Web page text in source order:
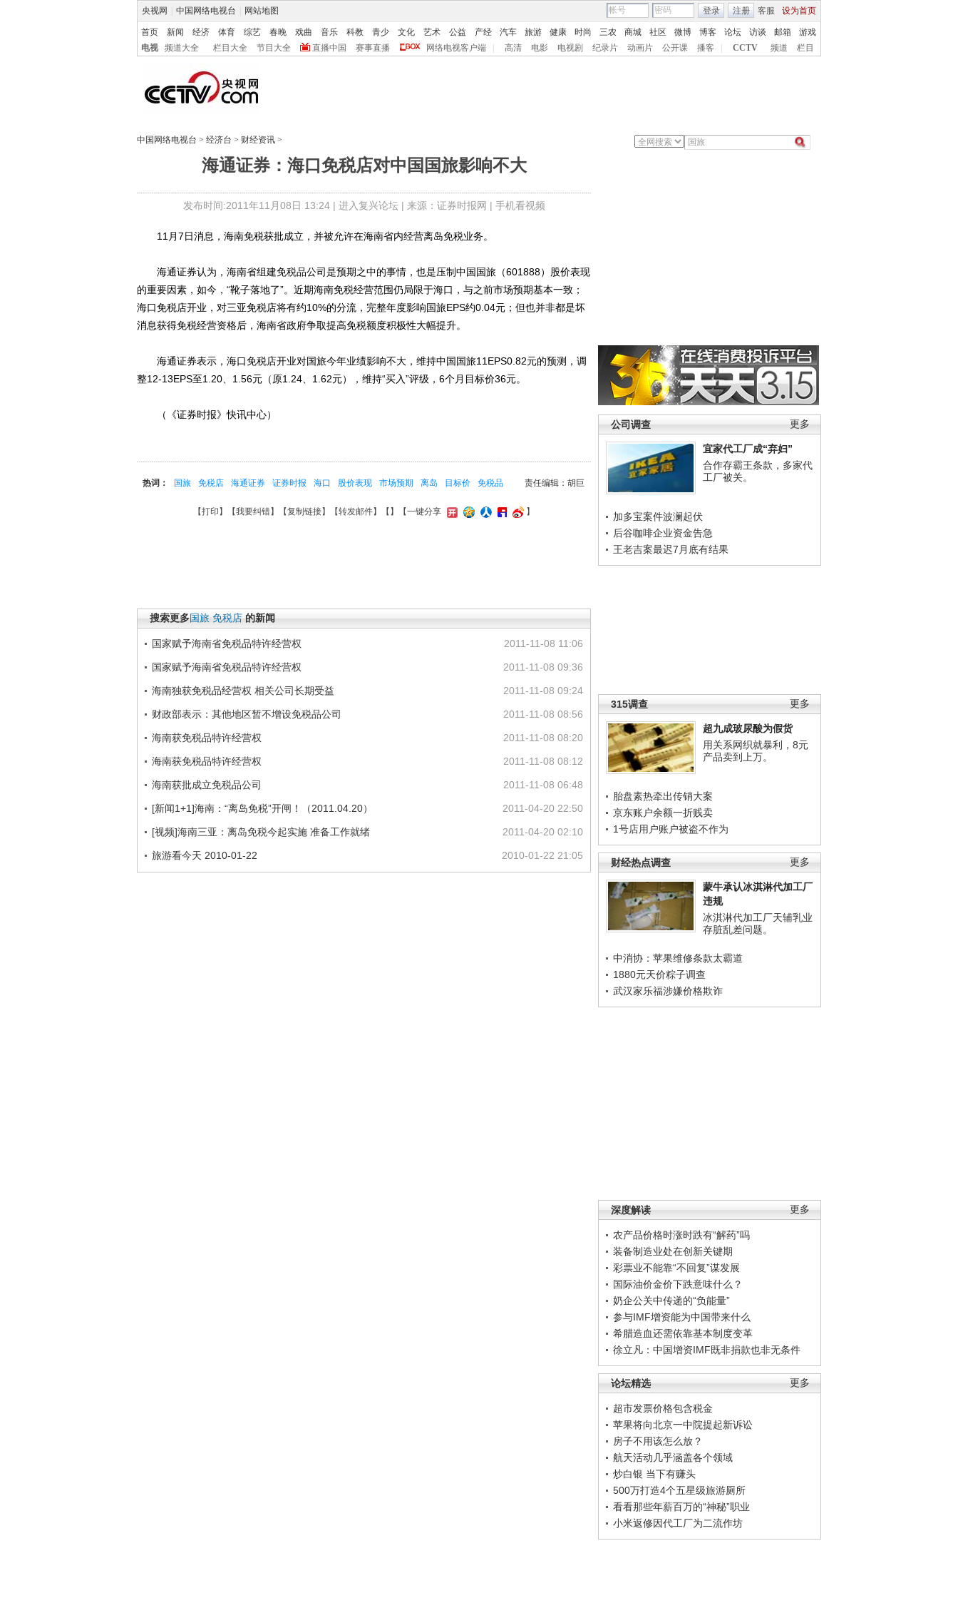
央视网 中国网络电视台 网站地图 客服 设为首页
登录 注册
首页 新闻 经济 体育 综艺 春晚 戏曲 音乐 科教 青少 文化 艺术 公益 产经 汽车 旅游 健康 时尚 三农 商城 社区 微博 博客 论坛 访谈 邮箱
游戏
电视
频道大全 栏目大全 节目大全 直播中国 赛事直播 网络电视客户端 高清 电影 电视剧 纪录片 动画片 公开课 播客 CCTV 频道 栏目
中国网络电视台 > 经济台 > 财经资讯 >
海通证券：海口免税店对中国国旅影响不大
发布时间:2011年11月08日 13:24 | 进入复兴论坛| 来源：证券时报网 | 手机看视频
更多
公司调查
宜家代工厂成“弃妇”
合作存霸王条款，多家代
工厂被关。
加多宝案件波澜起伏
后谷咖啡企业资金告急
王老吉案最迟7月底有结果
更多
315调查
超九成玻尿酸为假货
用关系网织就暴利，8元
产品卖到上万。
胎盘素热牵出传销大案
京东账户余额一折贱卖
1号店用户账户被盗不作为
更多
财经热点调查
蒙牛承认冰淇淋代加工厂
违规
冰淇淋代加工厂天辅乳业
存脏乱差问题。
中消协：苹果维修条款太霸道
1880元天价粽子调查
武汉家乐福涉嫌价格欺诈
更多
深度解读
农产品价格时涨时跌有“解药”吗
装备制造业处在创新关键期
彩票业不能靠“不回复”谋发展
国际油价金价下跌意味什么？
奶企公关中传递的“负能量”
参与IMF增资能为中国带来什么
希腊造血还需依靠基本制度变革
徐立凡：中国增资IMF既非捐款也非无条件
更多
论坛精选
超市发票价格包含税金
苹果将向北京一中院提起新诉讼
房子不用该怎么放？
航天活动几乎涵盖各个领域
炒白银 当下有赚头
500万打造4个五星级旅游厕所
看看那些年薪百万的“神秘”职业
小米返修因代工厂为二流作坊
11月7日消息，海南免税获批成立，并被允许在海南省内经营离岛免税业务。
海通证券认为，海南省组建免税品公司是预期之中的事情，也是压制中国国旅（601888）股价表现
的重要因素，如今，“靴子落地了”。近期海南免税经营范围仍局限于海口，与之前市场预期基本一致；
海口免税店开业，对三亚免税店将有约10%的分流，完整年度影响国旅EPS约0.04元；但也并非都是坏
消息获得免税经营资格后，海南省政府争取提高免税额度积极性大幅提升。
海通证券表示，海口免税店开业对国旅今年业绩影响不大，维持中国国旅11EPS0.82元的预测，调
整12-13EPS至1.20、1.56元（原1.24、1.62元），维持“买入”评级，6个月目标价36元。
（《证券时报》快讯中心）
责任编辑：胡巨
热词： 国旅 免税店 海通证券 证券时报 海口 股价表现 市场预期 离岛 目标价 免税品
【打印 】【我要纠错】【复制链接】【转发邮件】【 】 【一键分享 】
搜索更多国旅 免税店 的新闻
2011-11-08 11:06
国家赋予海南省免税品特许经营权
2011-11-08 09:36
国家赋予海南省免税品特许经营权
2011-11-08 09:24
海南独获免税品经营权 相关公司长期受益
2011-11-08 08:56
财政部表示：其他地区暂不增设免税品公司
2011-11-08 08:20
海南获免税品特许经营权
2011-11-08 08:12
海南获免税品特许经营权
2011-11-08 06:48
海南获批成立免税品公司
2011-04-20 22:50
[新闻1+1]海南：“离岛免税”开闸！（2011.04.20）
2011-04-20 02:10
[视频]海南三亚：离岛免税今起实施 准备工作就绪
2010-01-22 21:05
旅游看今天 2010-01-22